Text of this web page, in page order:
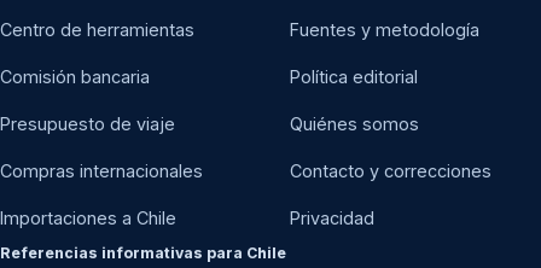
Centro de herramientas
Comisión bancaria
Presupuesto de viaje
Compras internacionales
Importaciones a Chile
Fuentes y metodología
Política editorial
Quiénes somos
Contacto y correcciones
Privacidad
Referencias informativas para Chile